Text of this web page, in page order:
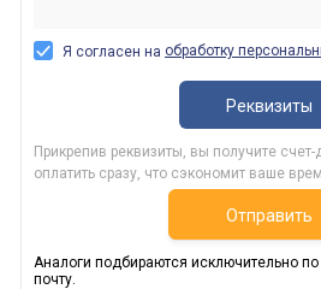
Я согласен на обработку
Реквизиты
Прикрепив реквизиты, вы получите
оплатить сразу, что сэкономит ваше
Отправить
Аналоги подбираются исключительно
почту.